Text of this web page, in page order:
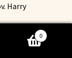
Harry
0